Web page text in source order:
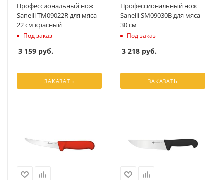
Профессиональный нож
Sanelli TM09022R для мяса
22 см красный
Под заказ
3 159 руб.
ЗАКАЗАТЬ
Профессиональный нож
Sanelli SM09030B для мяса
30 см
Под заказ
3 218 руб.
ЗАКАЗАТЬ